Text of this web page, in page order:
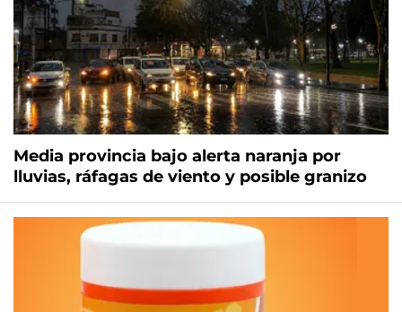
Media provincia bajo alerta naranja por
lluvias, ráfagas de viento y posible granizo